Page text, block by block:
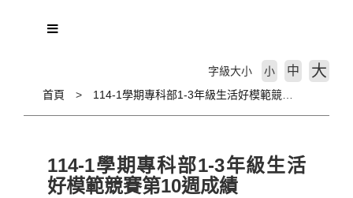
首頁 114-1學期專科部1-3年級生活好模範競賽第10週成績
字級大小 小 中 大
114-1學期專科部1-3年級生活
好模範競賽第10週成績